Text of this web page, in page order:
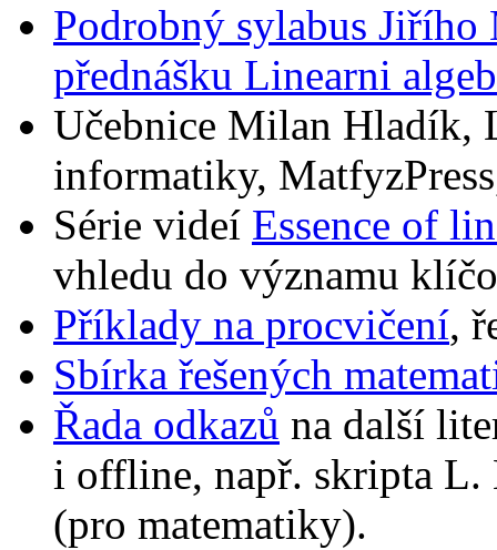
Podrobný sylabus Jiřího
přednášku Linearni
Učebnice Milan Hladík,
informatiky,
Série videí Essence of
vhledu do významu
Příklady na procvičení,
Sbírka řešených
Řada odkazů na další
i offline, např. skripta L.
(pro matematiky).